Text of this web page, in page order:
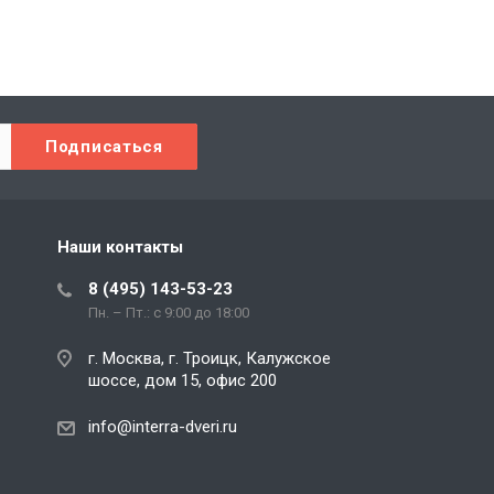
Наши контакты
8 (495) 143-53-23
Пн. – Пт.: с 9:00 до 18:00
г. Москва, г. Троицк, Калужское
шоссе, дом 15, офис 200
info@interra-dveri.ru